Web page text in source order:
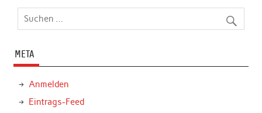
META
Anmelden
Eintrags-Feed